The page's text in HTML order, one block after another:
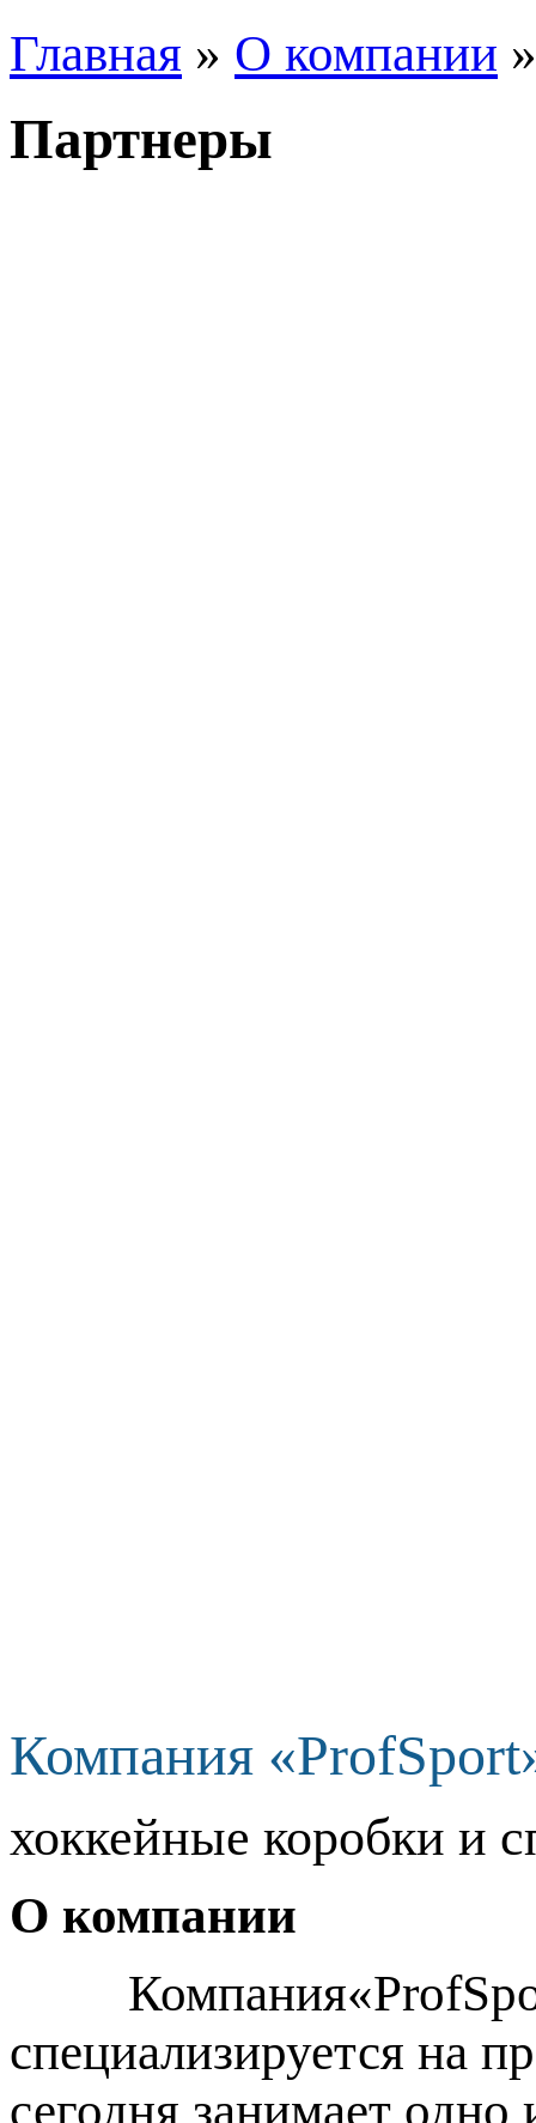
Главная » О компании
Партнеры
Компания
хоккейные коробки и
О компании
специализируется на
сегодня занимает